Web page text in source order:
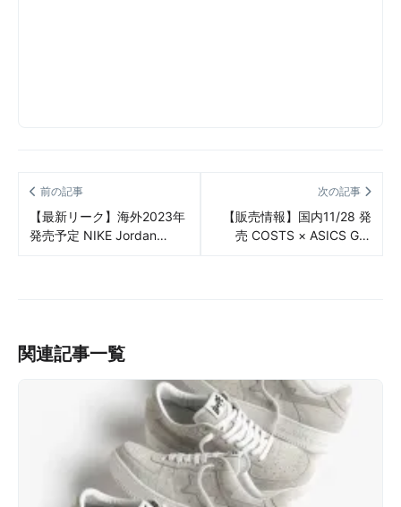
前の記事
【最新リーク】海外2023年
発売予定 NIKE Jordan
次の記事
【販売情報】国内11/28 発
売 COSTS × ASICS GT-
関連記事一覧